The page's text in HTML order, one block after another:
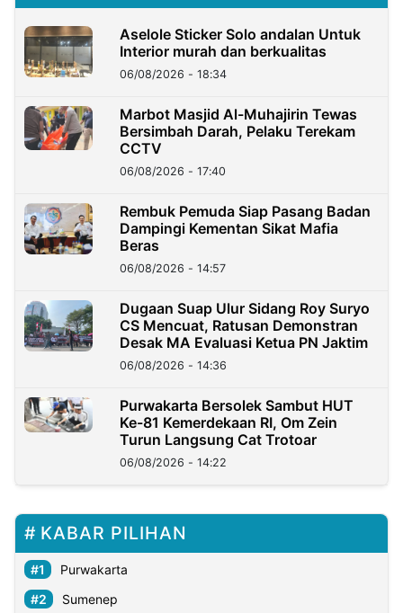
Aselole Sticker Solo andalan Untuk
Interior murah dan berkualitas
06/08/2026 - 18:34
Marbot Masjid Al-Muhajirin Tewas
Bersimbah Darah, Pelaku Terekam
CCTV
06/08/2026 - 17:40
Rembuk Pemuda Siap Pasang Badan
Dampingi Kementan Sikat Mafia
Beras
06/08/2026 - 14:57
Dugaan Suap Ulur Sidang Roy Suryo
CS Mencuat, Ratusan Demonstran
Desak MA Evaluasi Ketua PN Jaktim
06/08/2026 - 14:36
Purwakarta Bersolek Sambut HUT
Ke-81 Kemerdekaan RI, Om Zein
Turun Langsung Cat Trotoar
06/08/2026 - 14:22
KABAR PILIHAN
Purwakarta
Sumenep